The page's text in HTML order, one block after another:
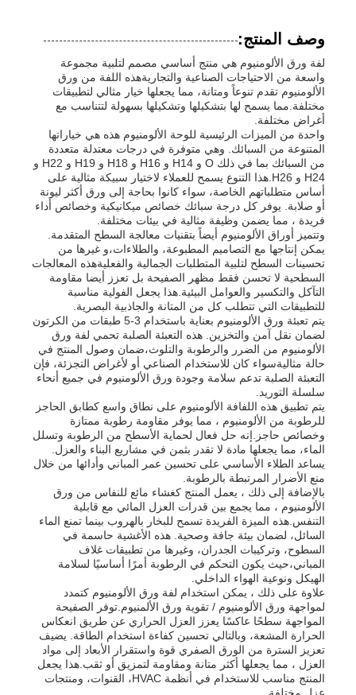
المنزل
منتجات
معلومات عنا
جولة في المصنع
ضبط الجودة
اتصل بنا
أخبار
الحالات
اطلب عرض أسعار
لفة رقائق الألومنيوم
وصف المنتج:
لفة ورق الألومنيوم هي منتج أساسي مصمم لتلبية مجموعة
واسعة من الاحتياجات الصناعية والتجاريةهذه اللفة من ورق
الألومنيوم تقدم تنوعاً ومتانة، مما يجعلها خيار مثالي لتطبيقات
مختلفة.مما يسمح لها بتشكيلها وتشكيلها بسهولة لتتناسب مع
أغراض مختلفة.
واحدة من الميزات الرئيسية للوحة الألومنيوم هذه هي خياراتها
المتنوعة من السبائك. وهي متوفرة في درجات معتدلة متعددة
من السبائك بما في ذلك O و H14 و H16 و H18 و H19 و H22 و
H24 و H26.هذا التنوع يسمح للعملاء لاختيار سبيكة مثالية على
أساس متطلباتهم الخاصة، سواء كانوا بحاجة إلى ورق أكثر ليونة
أو صلابة. يوفر كل درجة سبائك خصائص ميكانيكية وخصائص أداء
فريدة ، مما يضمن وظيفة مثالية في بيئات مختلفة.
وتتميز أوراق الألومنيوم أيضاً بتقنيات معالجة السطح المتقدمة.
يمكن إنتاجها مع التصاميم المطبوعة، والطلاءات،و غيرها من
تحسينات السطح لتلبية المتطلبات الجمالية والفعليةهذه المعالجات
السطحية لا تحسن فقط مظهر الصفيحة بل تعزز أيضا مقاومة
التآكل والتكسير والعوامل البيئية.هذا يجعل الفولية مناسبة
للتطبيقات التي تتطلب كل من المتانة والجاذبية البصرية.
يتم تعبئة ورق الألومنيوم بعناية باستخدام 3-5 طبقات من الكرتون
لضمان نقل آمن والتخزين. هذه التعبئة الصلبة تحمي لفة ورق
الألومنيوم من الضرر والرطوبة والتلوث،ضمان وصول المنتج في
حالة مثاليةسواء كان للاستخدام الصناعي أو لأغراض التجزئة، فإن
التعبئة الصلبة تدعم سلامة وجودة ورق الألومنيوم في جميع أنحاء
سلسلة التوريد.
يتم تطبيق هذه اللفافة الألومنيوم على نطاق واسع كطابق الحاجز
للرطوبة من الألومنيوم ، مما يوفر مقاومة رطوبة ممتازة
وخصائص حاجز.إنه حل فعال لحماية الأسطح من الرطوبة وتسلل
الماء، مما يجعلها مادة لا تقدر بثمن في مشاريع البناء والعزل.
يساعد الطلاء الأساسي على تحسين عمر المباني وأدائها من خلال
منع الأضرار المرتبطة بالرطوبة.
بالإضافة إلى ذلك ، يعمل المنتج كغشاء مائع للنفاس من ورق
الألومنيوم ، مما يجمع بين قدرات العزل المائي مع قابلية
التنفس.هذه الميزة الفريدة تسمح للبخار بالهروب بينما تمنع الماء
السائل، لضمان بيئة جافة وصحية. هذه الأغشية حاسمة في
السطوح، وتركيبات الجدران، وغيرها من تطبيقات غلاف
المباني،حيث يكون التحكم في الرطوبة أمرًا أساسيًا لسلامة
الهيكل ونوعية الهواء الداخلي.
علاوة على ذلك ، يمكن استخدام لفة ورق الألومنيوم كتمدد
لمواجهة ورق الألومنيوم / تقوية ورق الألمنيوم.توفر الصفيحة
المواجهة سطحًا عاكسًا يعزز العزل الحراري عن طريق انعكاس
الحرارة المشعة، وبالتالي تحسين كفاءة استخدام الطاقة. يضيف
تعزيز السترة من الورق الصفري قوة واستقرار الأبعاد إلى مواد
العزل ، مما يجعلها أكثر متانة ومقاومة لتمزيق أو ثقب.هذا يجعل
المنتج مناسب للاستخدام في أنظمة HVAC، القنوات، ومنتجات
عزل مختلفة.